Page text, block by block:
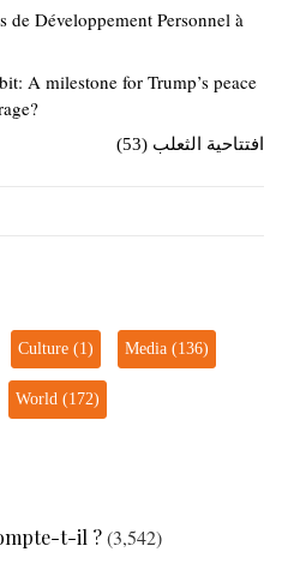
de Développement Personnel à
A milestone for Trump’s peace
افتتاحية الثعلب (53)
Culture (1) Media (136)
World (172)
t-il ?(3,542)